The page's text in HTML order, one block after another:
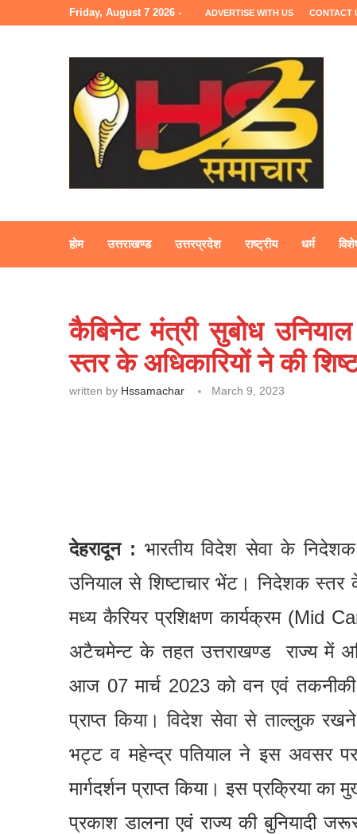
Friday, August 7 2026 - ADVERTISE WITH US CONTACT
होम उत्तराखण्ड उत्तरप्रदेश राष्ट्रीय धर्म
कैबिनेट मंत्री सुबोध
स्तर के अधिकारियों ने की
written by Hssamachar March 9, 2023
देहरादून : भारतीय विदेश सेवा के
उनियाल से शिष्टाचार भेंट। निदेशक स्तर
मध्य कैरियर प्रशिक्षण कार्यक्रम (Mid
अटैचमेन्ट के तहत उत्तराखण्ड राज्य में
आज 07 मार्च 2023 को वन एवं तकनीकी
प्राप्त किया। विदेश सेवा से ताल्लुक
भट्ट व महेन्द्र पतियाल ने इस अवसर
मार्गदर्शन प्राप्त किया। इस प्रक्रिया
प्रकाश डालना एवं राज्य की बुनियादी